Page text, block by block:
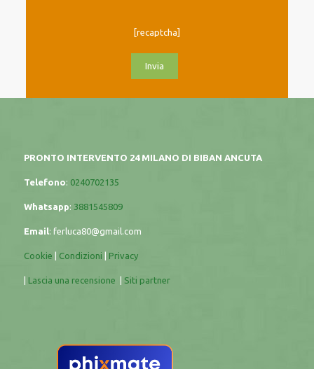
[recaptcha]
PRONTO INTERVENTO 24 MILANO DI BIBAN ANCUTA
Telefono: 0240702135
Whatsapp: 3881545809
Email: ferluca80@gmail.com
Cookie Condizioni Privacy
Lascia una recensione Siti partner